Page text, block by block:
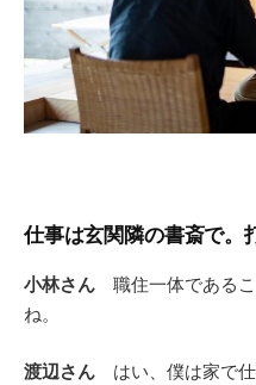
仕事は玄関隣の書斎で。
小林さん 職住一体である
ね。
渡辺さん はい、僕は家で